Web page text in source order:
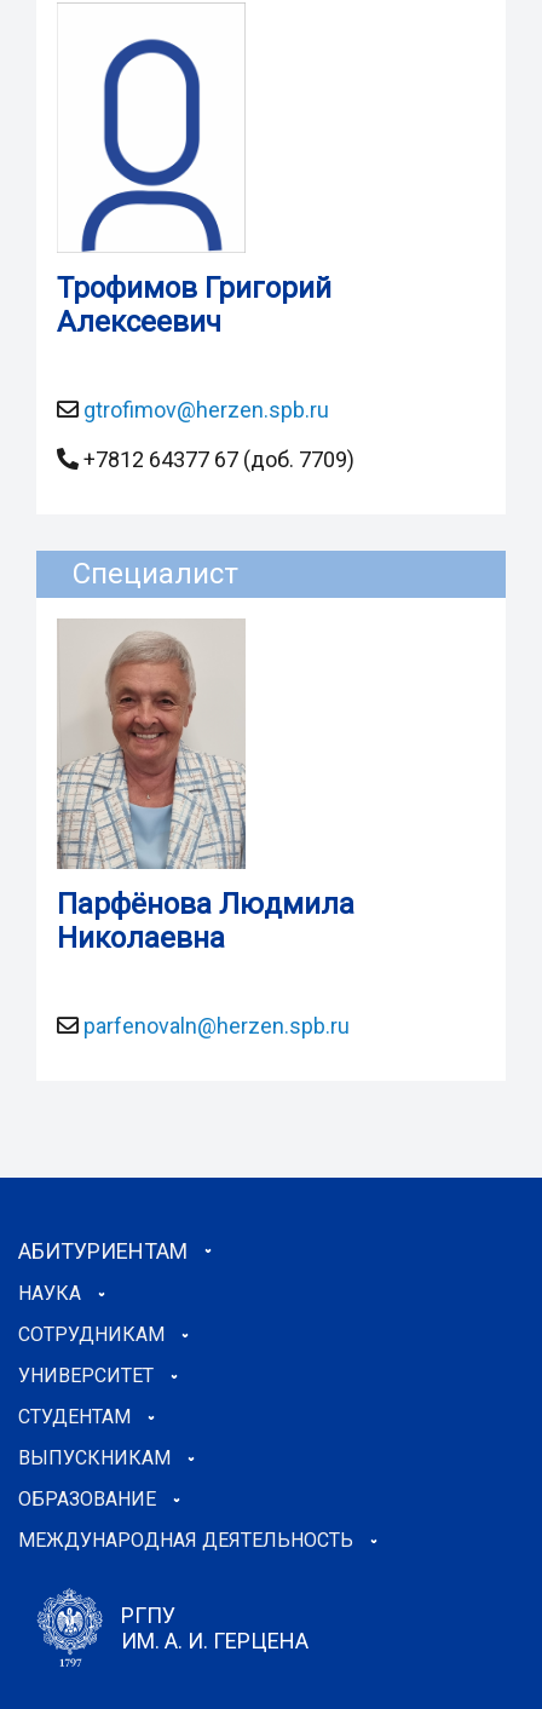
Трофимов Григорий
Алексеевич
gtrofimov@herzen.spb.ru
+7812 64377 67 (доб. 7709)
Специалист
Парфёнова Людмила
Николаевна
parfenovaln@herzen.spb.ru
АБИТУРИЕНТАМ
НАУКА
СОТРУДНИКАМ
УНИВЕРСИТЕТ
СТУДЕНТАМ
ВЫПУСКНИКАМ
ОБРАЗОВАНИЕ
МЕЖДУНАРОДНАЯ ДЕЯТЕЛЬНОСТЬ
РГПУ
ИМ. А. И. ГЕРЦЕНА